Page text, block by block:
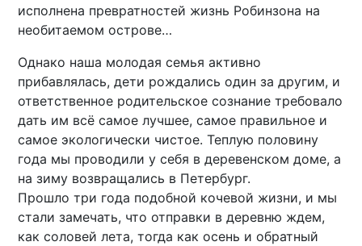
исполнена превратностей жизнь Робинзона на
необитаемом острове…
Однако наша молодая семья активно
прибавлялась, дети рождались один за другим, и
ответственное родительское сознание требовало
дать им всё самое лучшее, самое правильное и
самое экологически чистое. Теплую половину
года мы проводили у себя в деревенском доме, а
на зиму возвращались в Петербург.
Прошло три года подобной кочевой жизни, и мы
стали замечать, что отправки в деревню ждем,
как соловей лета, тогда как осень и обратный